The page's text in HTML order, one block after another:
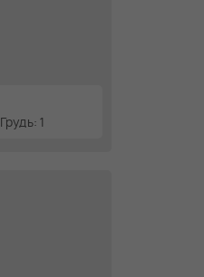
Грудь: 1